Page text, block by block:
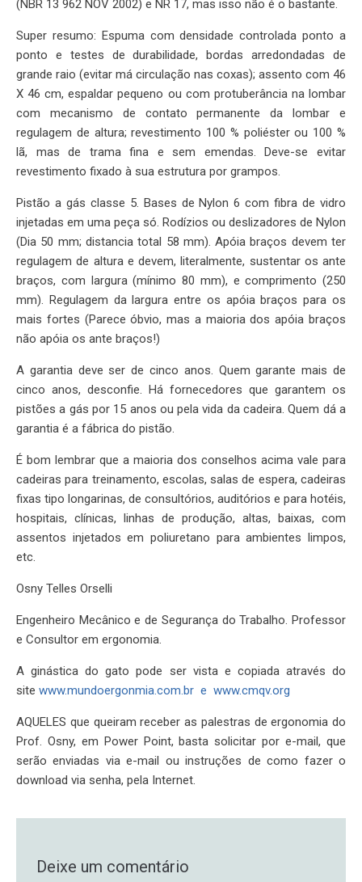
(NBR 13 962 NOV 2002) e NR 17, mas isso não é o bastante.
Super resumo: Espuma com densidade controlada ponto a
ponto e testes de durabilidade, bordas arredondadas de
grande raio (evitar má circulação nas coxas); assento com 46
X 46 cm, espaldar pequeno ou com protuberância na lombar
com mecanismo de contato permanente da lombar e
regulagem de altura; revestimento 100 % poliéster ou 100 %
lã, mas de trama fina e sem emendas. Deve-se evitar
revestimento fixado à sua estrutura por grampos.
Pistão a gás classe 5. Bases de Nylon 6 com fibra de vidro
injetadas em uma peça só. Rodízios ou deslizadores de Nylon
(Dia 50 mm; distancia total 58 mm). Apóia braços devem ter
regulagem de altura e devem, literalmente, sustentar os ante
braços, com largura (mínimo 80 mm), e comprimento (250
mm). Regulagem da largura entre os apóia braços para os
mais fortes (Parece óbvio, mas a maioria dos apóia braços
não apóia os ante braços!)
A garantia deve ser de cinco anos. Quem garante mais de
cinco anos, desconfie. Há fornecedores que garantem os
pistões a gás por 15 anos ou pela vida da cadeira. Quem dá a
garantia é a fábrica do pistão.
É bom lembrar que a maioria dos conselhos acima vale para
cadeiras para treinamento, escolas, salas de espera, cadeiras
fixas tipo longarinas, de consultórios, auditórios e para hotéis,
hospitais, clínicas, linhas de produção, altas, baixas, com
assentos injetados em poliuretano para ambientes limpos,
etc.
Osny Telles Orselli
Engenheiro Mecânico e de Segurança do Trabalho. Professor
e Consultor em ergonomia.
A ginástica do gato pode ser vista e copiada através do
site www.mundoergonmia.com.br e www.cmqv.org
AQUELES que queiram receber as palestras de ergonomia do
Prof. Osny, em Power Point, basta solicitar por e-mail, que
serão enviadas via e-mail ou instruções de como fazer o
download via senha, pela Internet.
Deixe um comentário